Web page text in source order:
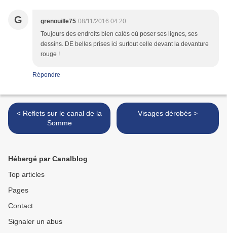
G grenouille75 08/11/2016 04:20
Toujours des endroits bien calés où poser ses lignes, ses
dessins. DE belles prises ici surtout celle devant la devanture
rouge !
Répondre
< Reflets sur le canal de la
Somme
Visages dérobés >
Hébergé par Canalblog
Top articles
Pages
Contact
Signaler un abus